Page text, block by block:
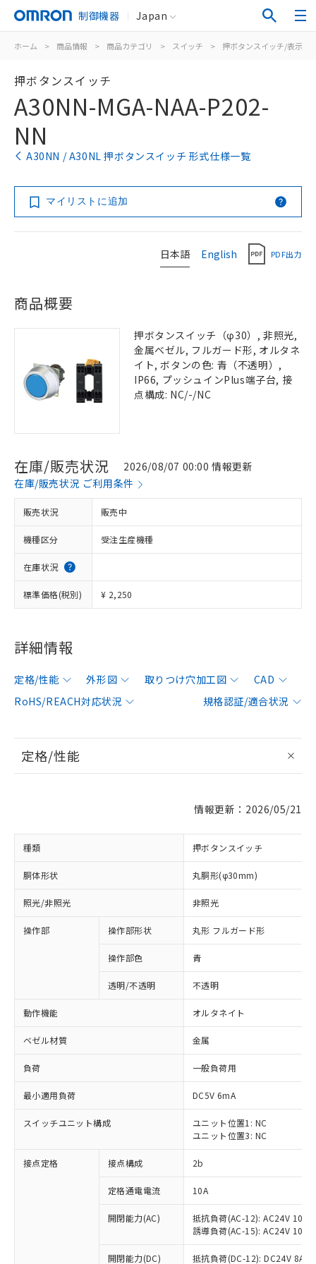
制御機器 Japan
ホーム > 商品情報 > 商品カテゴリ > スイッチ > 押ボタンスイッチ/表示灯
押ボタンスイッチ
A30NN-MGA-NAA-P202-
NN
A30NN / A30NL 押ボタンスイッチ 形式仕様一覧
マイリストに追加
日本語 English PDF出力
商品概要
押ボタンスイッチ（φ30）, 非照光,
金属ベゼル, フルガード形, オルタネ
イト, ボタンの色: 青（不透明）,
IP66, プッシュインPlus端子台, 接
点構成: NC/-/NC
在庫/販売状況
2026/08/07 00:00 情報更新
在庫/販売状況 ご利用条件
販売状況 販売中
機種区分 受注生産機種
在庫状況
標準価格(税別) ¥ 2,250
詳細情報
定格/性能 外形図 取りつけ穴加工図
CAD
RoHS/REACH対応状況
規格認証/適合状況
定格/性能
情報更新：2026/05/21
種類 押ボタンスイッチ
胴体形状 丸胴形(φ30mm)
照光/非照光 非照光
操作部 操作部形状 丸形 フルガード形
操作部色 青
透明/不透明 不透明
動作機能 オルタネイト
ベゼル材質 金属
負荷 一般負荷用
最小適用負荷 DC5V 6mA
スイッチユニット構成
ユニット位置1: NC
ユニット位置3: NC
接点定格 接点構成 2b
定格通電電流 10A
開閉能力(AC)
抵抗負荷(AC-12): AC24V 10A/
誘導負荷(AC-15): AC24V
開閉能力(DC) 抵抗負荷(DC-12): DC24V 8A/
ご利用条件
※1 対応状況
対応済み：EU RoHS指令（10物質）の
非含有に対応した製品が提供可能な商品で
対応予定：EU RoHS指令（10物質）の非含
有に対応した製品に切り替える予定のある